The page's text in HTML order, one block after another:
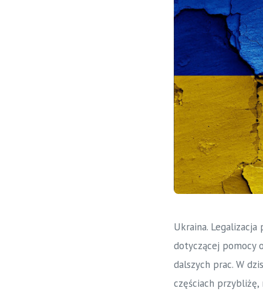
Ukraina.
dotyczącej pomocy
dalszych prac. W
częściach przybliżę,